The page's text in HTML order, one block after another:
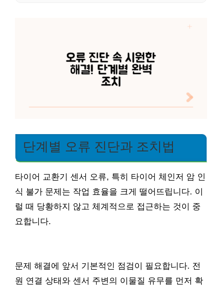
단계별 오류 진단과 조치법
타이어 교환기 센서 오류, 특히 타이어 체인저 암 인
식 불가 문제는 작업 효율을 크게 떨어뜨립니다. 이
럴 때 당황하지 않고 체계적으로 접근하는 것이 중
요합니다.
문제 해결에 앞서 기본적인 점검이 필요합니다. 전
원 연결 상태와 센서 주변의 이물질 유무를 먼저 확